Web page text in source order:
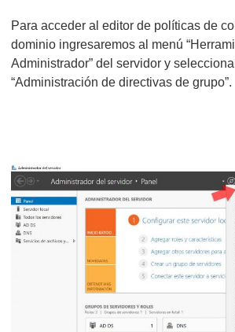
Para acceder al editor de políticas de
dominio ingresaremos al menú
Administrador” del servidor y
“Administración de directivas de grupo”.